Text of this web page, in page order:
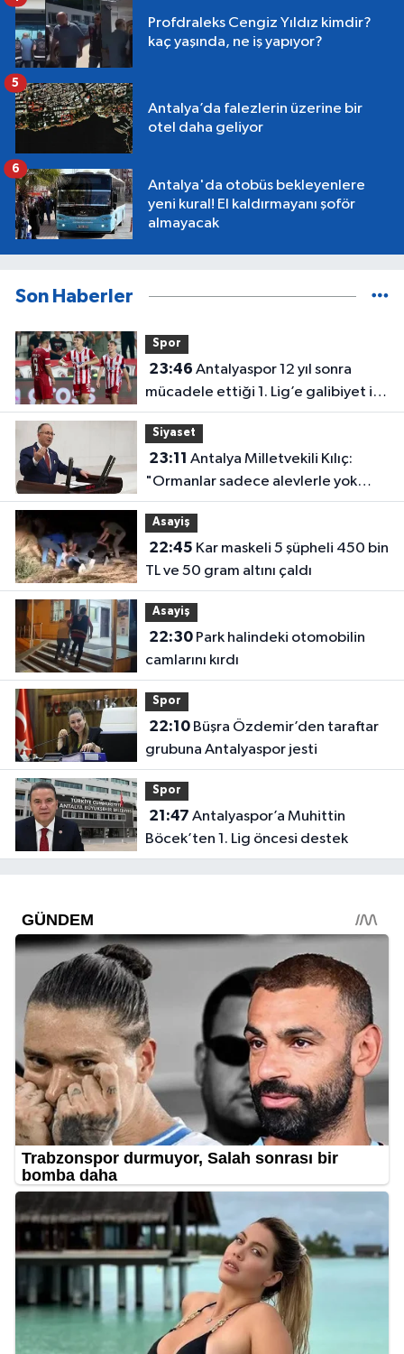
Profdraleks Cengiz Yıldız kimdir?
kaç yaşında, ne iş yapıyor?
Antalya’da falezlerin üzerine bir
otel daha geliyor
5
Antalya'da otobüs bekleyenlere
yeni kural! El kaldırmayanı şoför
almayacak
6
Son Haberler
Spor
23:46
mücadele ettiği 1. Lig’e galibiyet ile
başladı
Siyaset
23:11
"Ormanlar sadece alevlerle yok
olmuyor"
Asayiş
22:45
TL ve 50 gram altını çaldı
Asayiş
22:30Park halindeki otomobilin
camlarını kırdı
Spor
22:10Büşra Özdemir’den taraftar
grubuna Antalyaspor jesti
Spor
21:47
Böcek’ten 1. Lig öncesi destek